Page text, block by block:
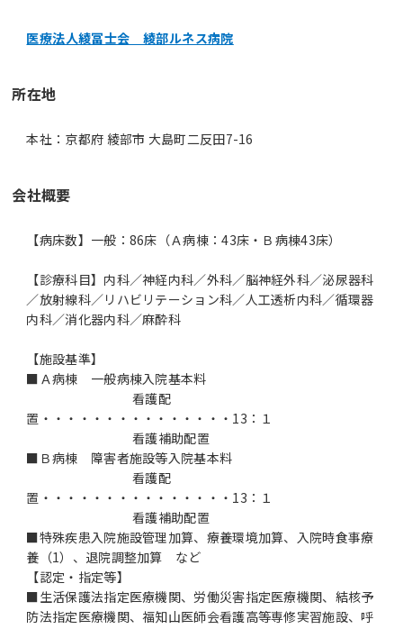
医療法人綾冨士会 綾部ルネス病院
所在地
本社：京都府 綾部市 大島町二反田7-16
会社概要
【病床数】一般：86床（Ａ病棟：43床・Ｂ病棟43床）
【診療科目】内科／神経内科／外科／脳神経外科／泌尿器科
／放射線科／リハビリテーション科／人工透析内科／循環器
内科／消化器内科／麻酔科
【施設基準】
■Ａ病棟 一般病棟入院基本料
看護配
置・・・・・・・・・・・・・・・13：１
看護補助配置
■Ｂ病棟 障害者施設等入院基本料
看護配
置・・・・・・・・・・・・・・・13：１
看護補助配置
■特殊疾患入院施設管理加算、療養環境加算、入院時食事療
養（1）、退院調整加算 など
【認定・指定等】
■生活保護法指定医療機関、労働災害指定医療機関、結核予
防法指定医療機関、福知山医師会看護高等専修実習施設、呼